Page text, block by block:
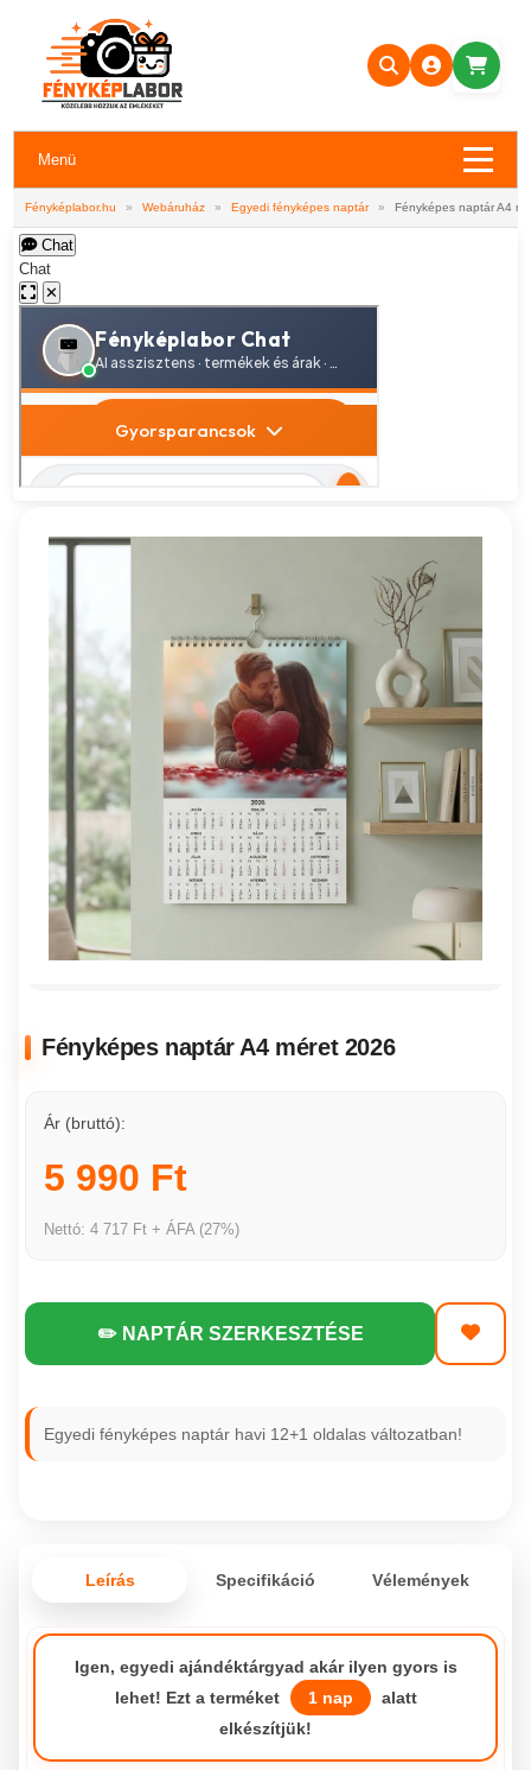
Menü
Fényképlabor.hu » Webáruház » Egyedi fényképes naptár » Fényképes naptár A4
Chat
Chat
✕
Fényképes naptár A4 méret 2026
Ár (bruttó):
5 990 Ft
Nettó: 4 717 Ft + ÁFA (27%)
✏️ NAPTÁR SZERKESZTÉSE
Egyedi fényképes naptár havi 12+1 oldalas változatban!
Leírás Specifikáció Vélemények
Igen, egyedi ajándéktárgyad akár ilyen gyors is
lehet! Ezt a terméket
1 nap
alatt
elkészítjük!